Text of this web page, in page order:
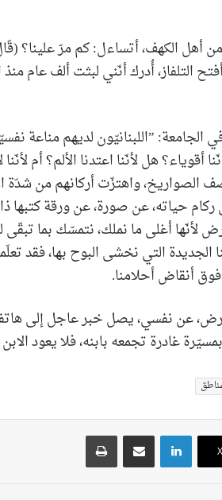
الكهف، أتساءل: كم مرّ علينا؟ (قَالَ
التلفاز، أُدرك أنّني لبثت ألف عام
الجامعة: ”اللبنانيّون لديهم مناعة
هل لأنّنا اعتدنا الألم؟ أم
واهتزّت أركانهم من شدّة
حياته، عن صورة، عن ورقة كتبها
لأنّها أغلى ما نملك، نتمسّك بما
الجديدة التي نخشى البوح بها، فقد
أنقاض أحلامنا.
عن نفسي، يصل خبر عاجل إلى
غادرة تجمعه بابنه، فلا يعود الابن
‫X
لينكدإن مشاركة عبر البريد طباعة